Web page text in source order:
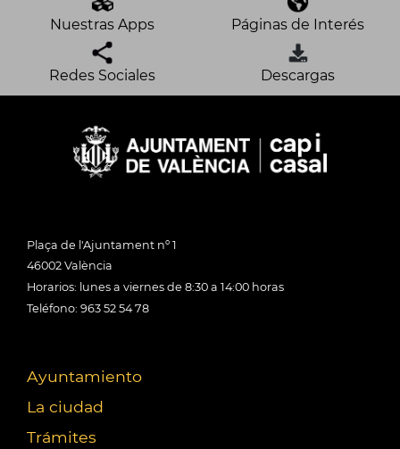
Nuestras Apps Páginas de Interés
Redes Sociales Descargas
Plaça de l'Ajuntament nº 1
46002 València
Horarios: lunes a viernes de 8:30 a 14:00 horas
Teléfono: 963 52 54 78
Ayuntamiento
La ciudad
Trámites